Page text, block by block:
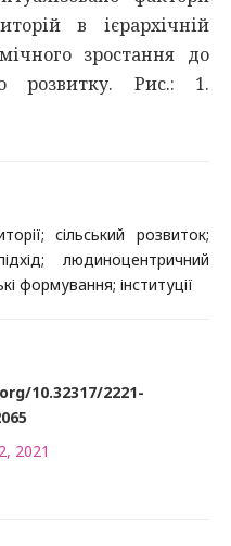
в ієрархічній
зростання до
розвитку. Рис.: 1.
сільський розвиток;
людиноцентричний
формування; інституції
10.32317/2221-
2021